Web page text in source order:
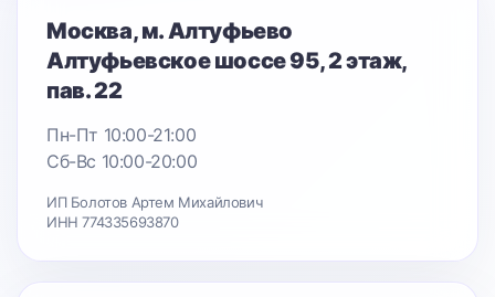
Москва, м. Алтуфьево
Алтуфьевское шоссе 95, 2 этаж,
пав. 22
Пн-Пт 10:00-21:00
Сб-Вс 10:00-20:00
ИП Болотов Артем Михайлович
ИНН 774335693870